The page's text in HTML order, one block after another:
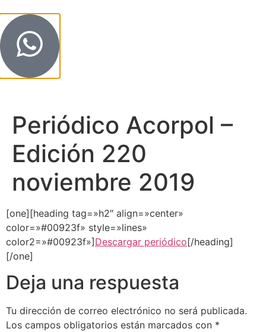
Periódico Acorpol –
Edición 220
noviembre 2019
[one][heading tag=»h2″ align=»center»
color=»#00923f» style=»lines»
color2=»#00923f»] Descargar periódico[/heading]
[/one]
Deja una respuesta
Tu dirección de correo electrónico no será publicada.
Los campos obligatorios están marcados con *